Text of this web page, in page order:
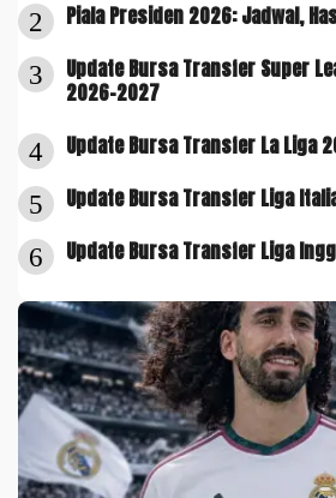
2 Piala Presiden 2026: Jadwal,
3
Update Bursa Transfer Super
2026-2027
4 Update Bursa Transfer La Liga
5 Update Bursa Transfer Liga
6 Update Bursa Transfer Liga